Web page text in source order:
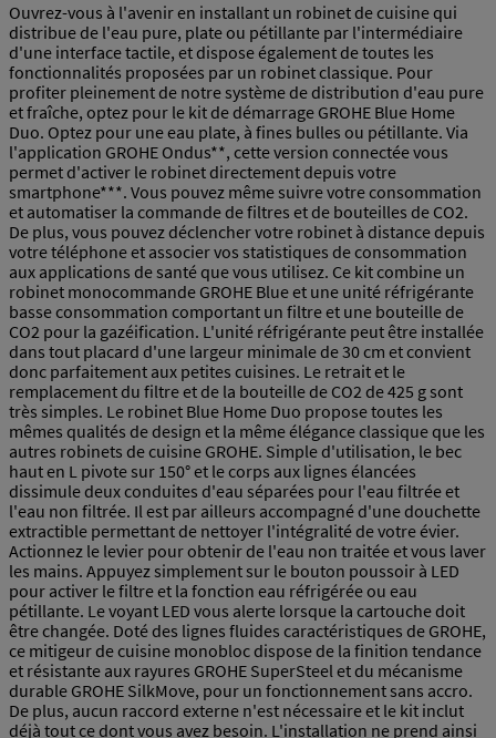
Ouvrez-vous à l'avenir en installant un robinet de cuisine qui
distribue de l'eau pure, plate ou pétillante par l'intermédiaire
d'une interface tactile, et dispose également de toutes les
fonctionnalités proposées par un robinet classique. Pour
profiter pleinement de notre système de distribution d'eau pure
et fraîche, optez pour le kit de démarrage GROHE Blue Home
Duo. Optez pour une eau plate, à fines bulles ou pétillante. Via
l'application GROHE Ondus**, cette version connectée vous
permet d'activer le robinet directement depuis votre
smartphone***. Vous pouvez même suivre votre consommation
et automatiser la commande de filtres et de bouteilles de CO2.
De plus, vous pouvez déclencher votre robinet à distance depuis
votre téléphone et associer vos statistiques de consommation
aux applications de santé que vous utilisez. Ce kit combine un
robinet monocommande GROHE Blue et une unité réfrigérante
basse consommation comportant un filtre et une bouteille de
CO2 pour la gazéification. L'unité réfrigérante peut être installée
dans tout placard d'une largeur minimale de 30 cm et convient
donc parfaitement aux petites cuisines. Le retrait et le
remplacement du filtre et de la bouteille de CO2 de 425 g sont
très simples. Le robinet Blue Home Duo propose toutes les
mêmes qualités de design et la même élégance classique que les
autres robinets de cuisine GROHE. Simple d'utilisation, le bec
haut en L pivote sur 150° et le corps aux lignes élancées
dissimule deux conduites d'eau séparées pour l'eau filtrée et
l'eau non filtrée. Il est par ailleurs accompagné d'une douchette
extractible permettant de nettoyer l'intégralité de votre évier.
Actionnez le levier pour obtenir de l'eau non traitée et vous laver
les mains. Appuyez simplement sur le bouton poussoir à LED
pour activer le filtre et la fonction eau réfrigérée ou eau
pétillante. Le voyant LED vous alerte lorsque la cartouche doit
être changée. Doté des lignes fluides caractéristiques de GROHE,
ce mitigeur de cuisine monobloc dispose de la finition tendance
et résistante aux rayures GROHE SuperSteel et du mécanisme
durable GROHE SilkMove, pour un fonctionnement sans accro.
De plus, aucun raccord externe n'est nécessaire et le kit inclut
déjà tout ce dont vous avez besoin. L'installation ne prend ainsi